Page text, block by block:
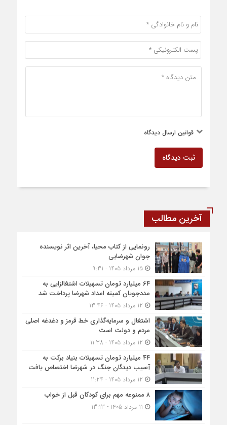
قوانین ارسال دیدگاه
ثبت دیدگاه
آخرین مطالب
رونمایی از کتاب محیا، آخرین اثر نویسنده
جوان شهرضایی
15 مرداد 1405 - 9:31
۶۴ میلیارد تومان تسهیلات اشتغالزایی به
مددجویان کمیته امداد شهرضا پرداخت شد
اشتغال و سرمایه‌گذاری خط قرمز و دغدغه اصلی
مردم و دولت است
۴۴ میلیارد تومان تسهیلات بنیاد برکت به
آسیب دیدگان جنگ در شهرضا اختصاص یافت
۸ ممنوعه مهم برای کودکان قبل از خواب